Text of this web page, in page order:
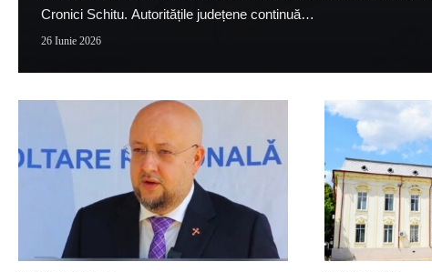
Cronici Schitu. Autoritățile județene continuă…
26 Iunie 2026